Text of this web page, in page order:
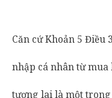
Căn cứ Khoản 5 Điều
nhập cá nhân từ
tương lai là một